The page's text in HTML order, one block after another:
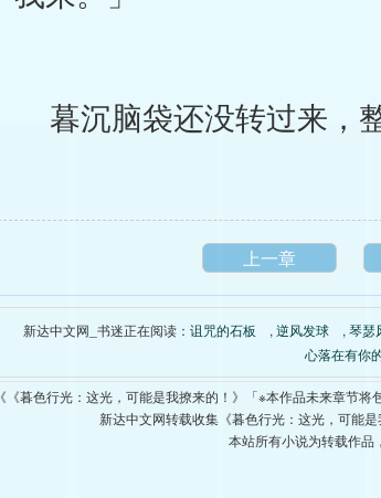
暮沉脑袋还没转过来，
上一章
新达中文网_书迷正在阅读： 诅咒的石板 , 逆风发球 , 琴瑟
心落在有你
《《暮色行光：这光，可能是我撩来的！》「※本作品未来章节
新达中文网转载收集《暮色行光：这光，可能
本站所有小说为转载作品